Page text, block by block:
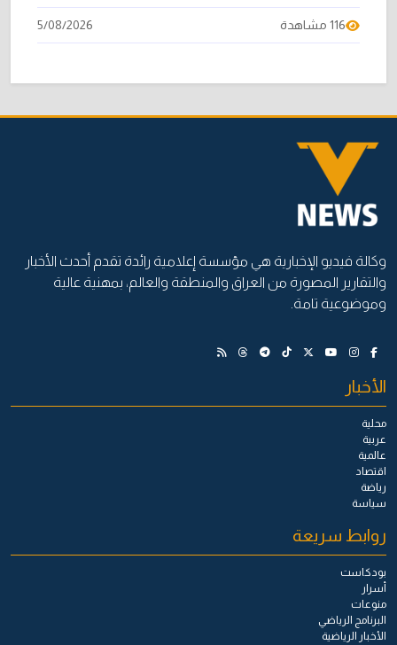
116 مشاهدة 5/08/2026
وكالة فيديو الإخبارية هي مؤسسة إعلامية رائدة تقدم أحدث الأخبار
والتقارير المصورة من العراق والمنطقة والعالم، بمهنية عالية
وموضوعية تامة.
الأخبار
محلية
عربية
عالمية
اقتصاد
رياضة
سياسة
روابط سريعة
بودكاست
أسرار
منوعات
البرنامج الرياضي
الأخبار الرياضية